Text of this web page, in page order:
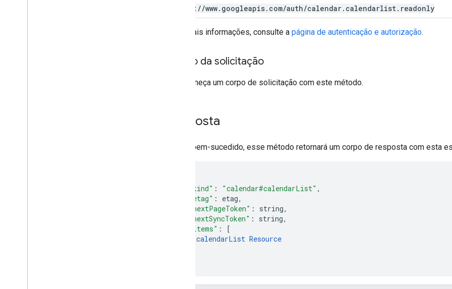
https: //www. googleapis. com/auth/calendar. calendarlist. readonly
Para mais informações, consulte a página de autenticação e autorização.
Corpo da solicitação
Não forneça um corpo de solicitação com este método.
Resposta
Se for bem-sucedido, esse método retornará um corpo de resposta com esta
"kind" : "calendar#calendarList" ,
"etag" : etag,
"nextPageToken" : string,
"nextSyncToken" : string,
"items" :
[
calendarList Resource